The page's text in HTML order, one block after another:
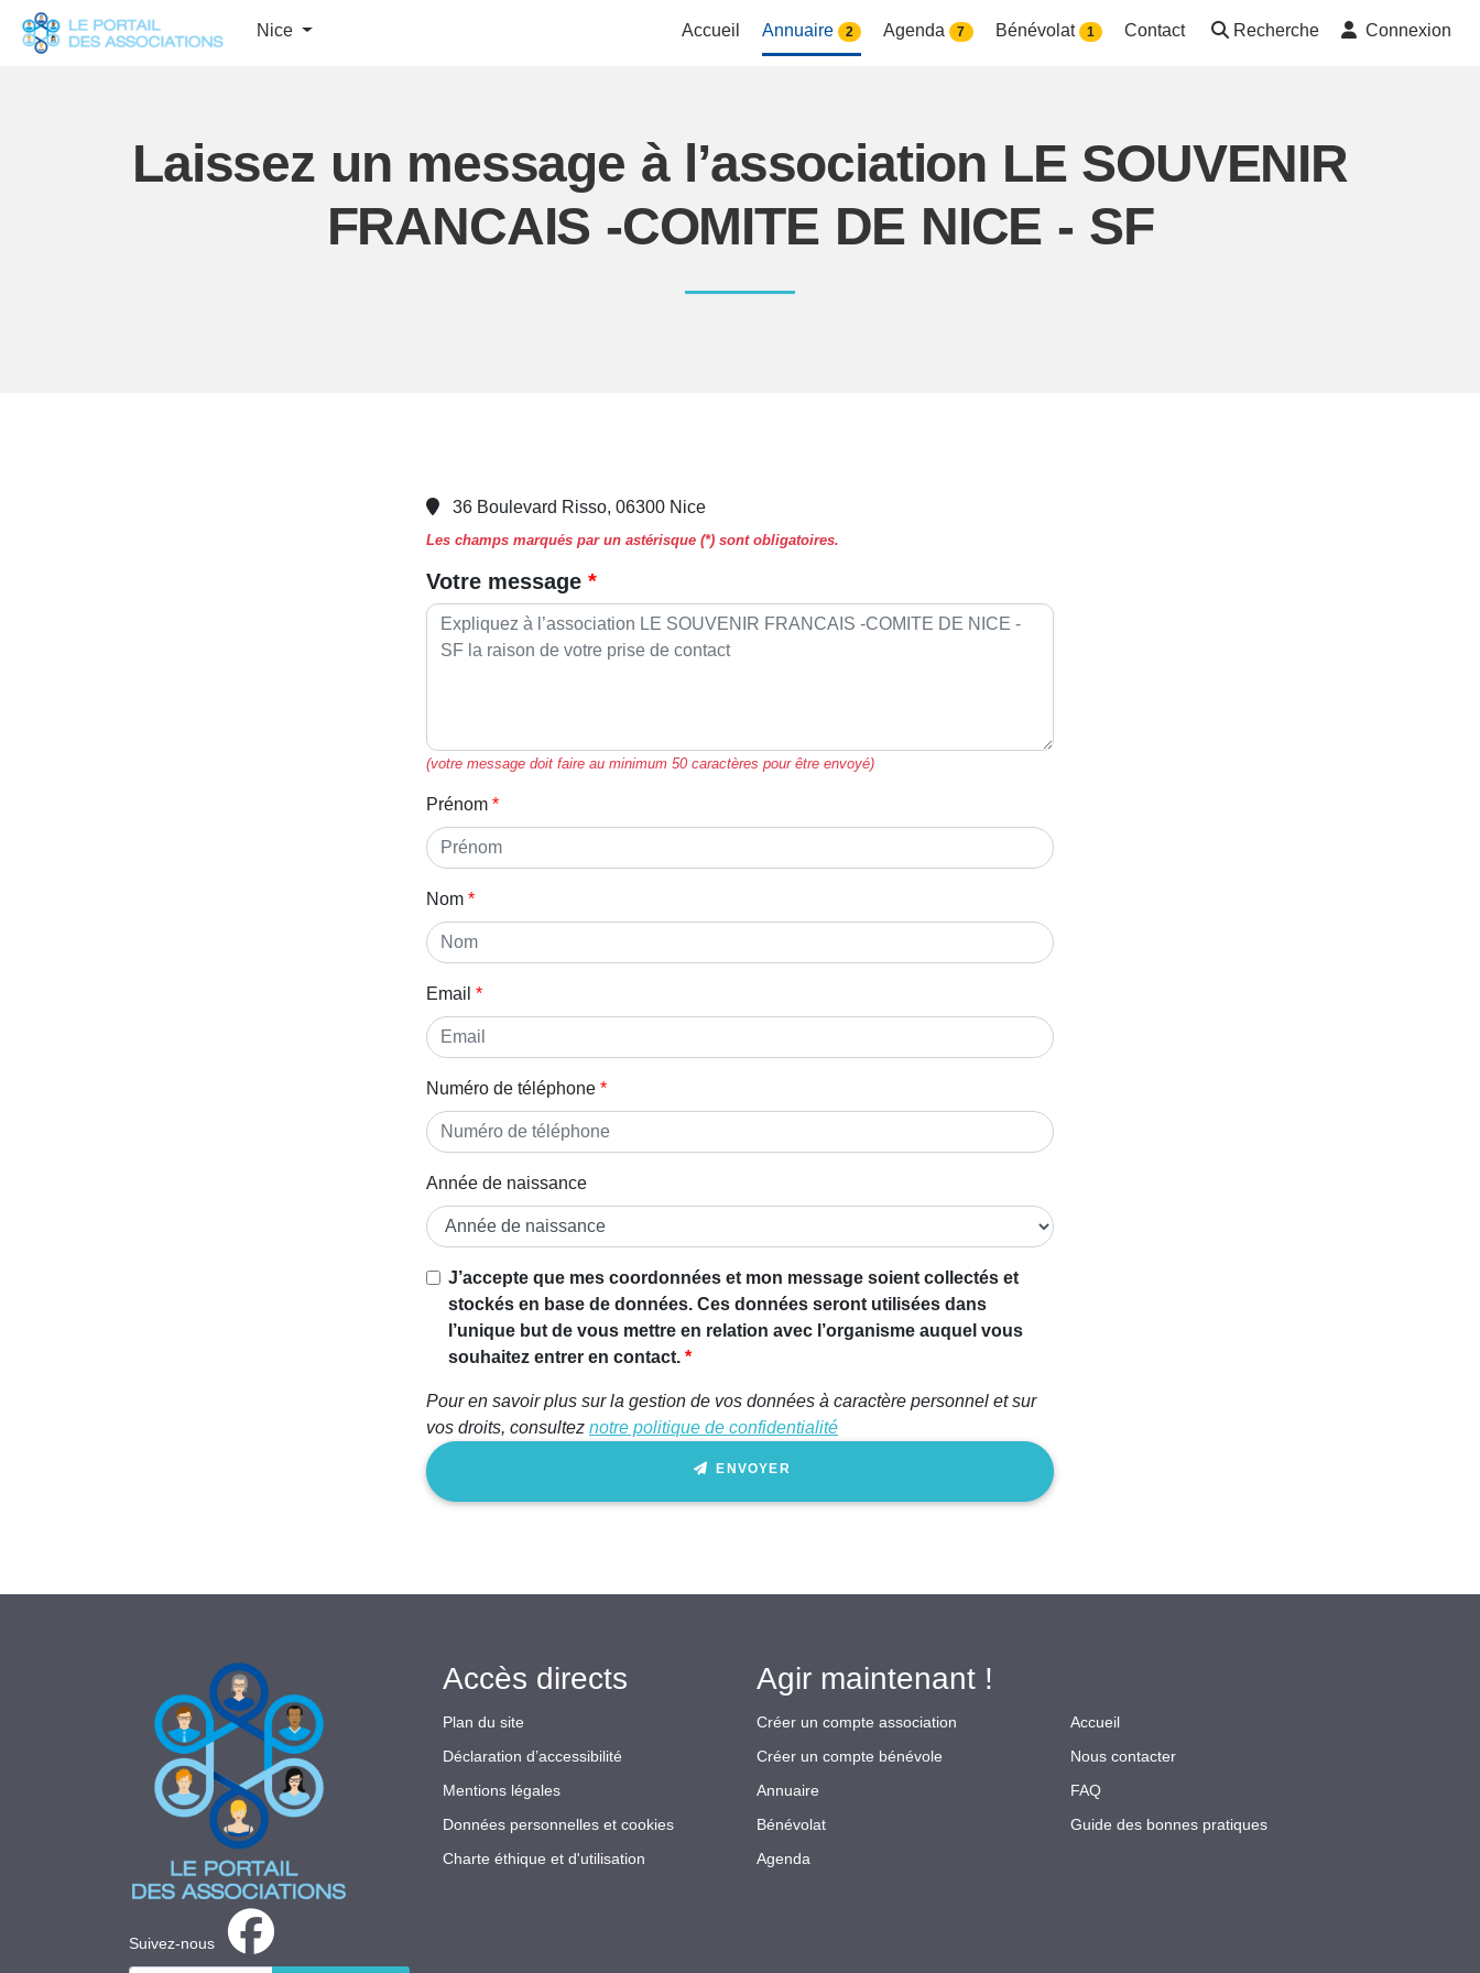
Nice Accueil Annuaire 2 Agenda 7 Bénévolat 1 Contact Recherche Connexion
Laissez un message à l’association LE SOUVENIR
FRANCAIS -COMITE DE NICE - SF
36 Boulevard Risso, 06300 Nice
Les champs marqués par un astérisque (*) sont obligatoires.
Votre message
(votre message doit faire au minimum 50 caractères pour être envoyé)
Prénom
Nom
Email
Numéro de téléphone
Année de naissance
J’accepte que mes coordonnées et mon message soient collectés et
stockés en base de données. Ces données seront utilisées dans
l’unique but de vous mettre en relation avec l’organisme auquel vous
souhaitez entrer en contact.
Pour en savoir plus sur la gestion de vos données à caractère personnel et sur
vos droits, consultez notre politique de confidentialité
ENVOYER
Suivez-nous
Accès directs
Plan du site
Déclaration d’accessibilité
Mentions légales
Données personnelles et cookies
Charte éthique et d'utilisation
Agir maintenant !
Créer un compte association
Créer un compte bénévole
Annuaire
Bénévolat
Agenda
Accueil
Nous contacter
FAQ
Guide des bonnes pratiques
Panneau de gestion des cookies